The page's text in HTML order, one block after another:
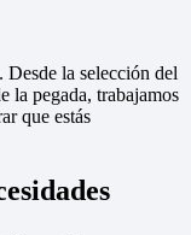
Desde la selección del
la pegada, trabajamos
que estás